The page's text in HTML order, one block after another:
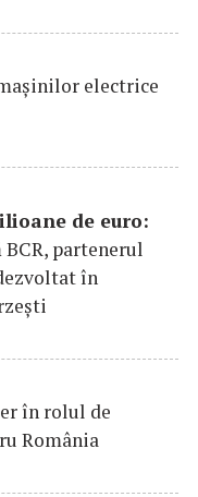
electrice
de euro:
partenerul
în
în rolul de
România